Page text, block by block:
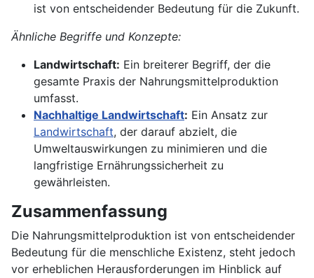
ist von entscheidender Bedeutung für die Zukunft.
Ähnliche Begriffe und Konzepte:
Landwirtschaft: Ein breiterer Begriff, der die
gesamte Praxis der Nahrungsmittelproduktion
umfasst.
Nachhaltige Landwirtschaft: Ein Ansatz zur
Landwirtschaft, der darauf abzielt, die
Umweltauswirkungen zu minimieren und die
langfristige Ernährungssicherheit zu
gewährleisten.
Zusammenfassung
Die Nahrungsmittelproduktion ist von entscheidender
Bedeutung für die menschliche Existenz, steht jedoch
vor erheblichen Herausforderungen im Hinblick auf